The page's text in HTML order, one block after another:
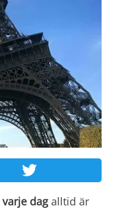
varje dagalltid är